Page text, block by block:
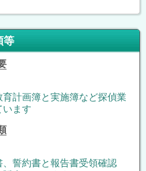
等
計画簿と実施簿など探偵業
います
誓約書と報告書受領確認